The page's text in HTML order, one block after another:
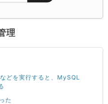
理
を実行すると、MySQL
た